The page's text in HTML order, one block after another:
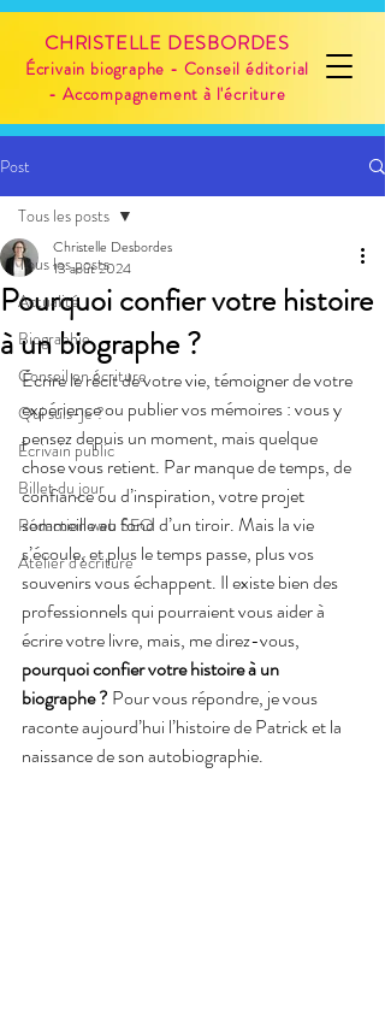
CHRISTELLE DESBORDES
Écrivain biographe - Conseil éditorial
- Accompagnement à l'écriture
Post
Tous les posts
Actualité
Biographie
Conseil en écriture
Qui suis-je ?
Écrivain public
Billet du jour
Rédaction web SEO
Atelier d'écriture
Tous les posts
Pourquoi confier votre histoire
à un biographe ?
Christelle Desbordes
13 août 2024
Écrire le récit de votre vie, témoigner de votre
expérience ou publier vos mémoires : vous y
pensez depuis un moment, mais quelque
chose vous retient. Par manque de temps, de
confiance ou d’inspiration, votre projet
sommeille au fond d’un tiroir. Mais la vie
s’écoule, et plus le temps passe, plus vos
souvenirs vous échappent. Il existe bien des
professionnels qui pourraient vous aider à
écrire votre livre, mais, me direz-vous,
pourquoi confier votre histoire à un
biographe ? Pour vous répondre, je vous
raconte aujourd’hui l’histoire de Patrick et la
naissance de son autobiographie.